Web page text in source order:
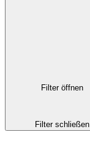
Filter öffnen
Filter schließen